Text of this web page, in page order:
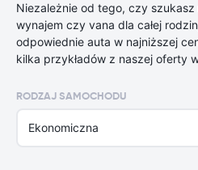
Niezależnie od tego, czy szukasz
wynajem czy vana dla całej
odpowiednie auta w najniższej
kilka przykładów z naszej oferty
RODZAJ SAMOCHODU
Ekonomiczna